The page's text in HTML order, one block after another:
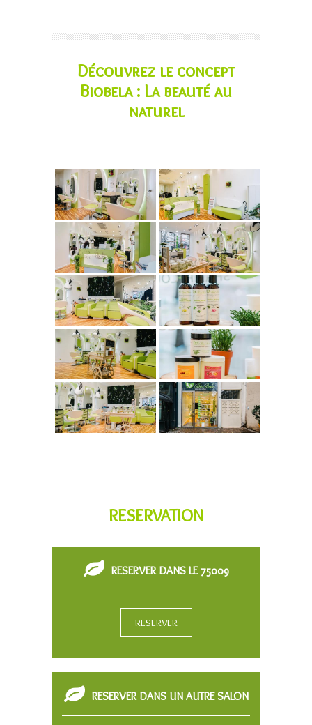
Découvrez le concept
Biobela : La beauté au
naturel
RESERVATION
RESERVER DANS LE 75009
RESERVER
RESERVER DANS UN AUTRE SALON